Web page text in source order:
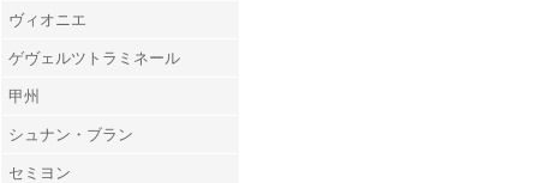
ヴィオニエ
ゲヴェルツトラミネール
甲州
シュナン・ブラン
セミヨン